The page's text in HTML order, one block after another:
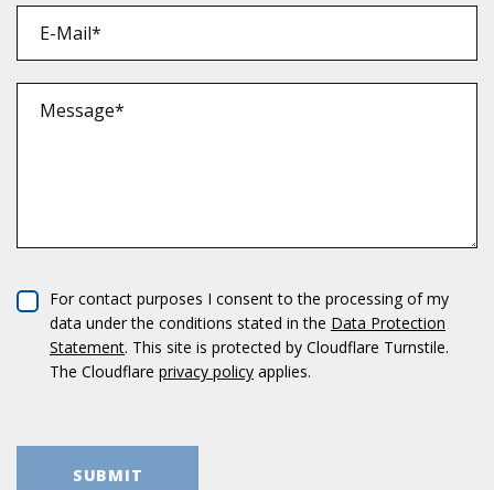
For cont­act pur­po­ses I con­sent to the pro­ces­sing of my
data under the con­di­ti­ons sta­ted in the Data Pro­tec­tion
State­ment. This site is pro­tec­ted by Cloud­flare Turn­stile.
The Cloud­flare pri­vacy policy applies.